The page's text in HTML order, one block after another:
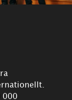
000